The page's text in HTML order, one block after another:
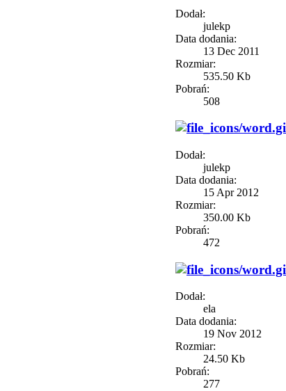
Dodał:
julekp
Data dodania:
13 Dec 2011
Rozmiar:
535.50 Kb
Pobrań:
508
Dodał:
julekp
Data dodania:
15 Apr 2012
Rozmiar:
350.00 Kb
Pobrań:
472
Dodał:
ela
Data dodania:
19 Nov 2012
Rozmiar:
24.50 Kb
Pobrań:
277